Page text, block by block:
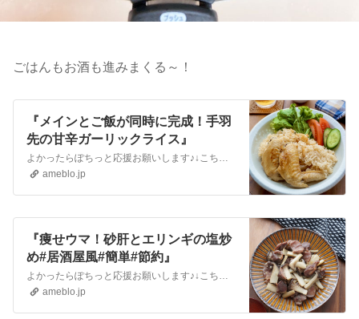
ごはんもお酒も進みまくる～！
『メインとご飯が同時に完成！手羽
先の甘辛ガーリックライス』
よかったらぽちっと応援お願いします♪↓こちら Instagramはこちら 炊飯器で一発で手羽先と甘辛いガーリックライスが一度に作れる優秀レシピ！照り焼きダレ…
ameblo.jp
『痩せウマ！砂肝とエリンギの塩炒
め#居酒屋風#簡単#節約』
よかったらぽちっと応援お願いします♪↓こちら Instagramはこちら コリコリ食感がおいしい砂肝とエリンギがおいしいシンプルな塩炒め食感がよくクセになる味…
ameblo.jp